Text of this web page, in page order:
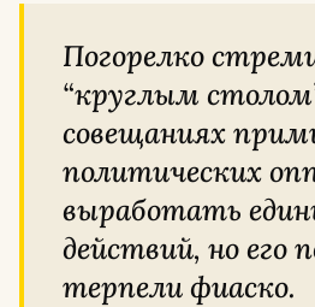
Погорелко стремился за
“круглым
совещаниях
политических
выработать
действий, но его
терпели фиаско.